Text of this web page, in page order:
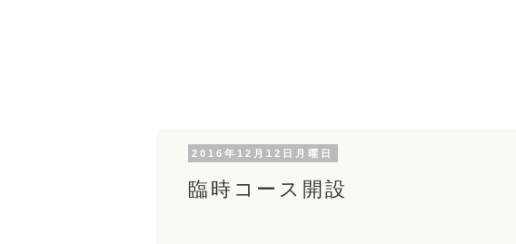
2016年12月12日月曜日
臨時コース開設